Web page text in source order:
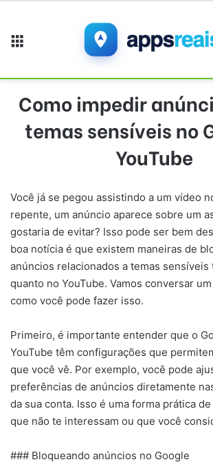
Como impedir
temas sensíveis no
YouTube
Você já se pegou assistindo a um vídeo
repente, um anúncio aparece sobre um
gostaria de evitar? Isso pode ser bem
boa notícia é que existem maneiras de
anúncios relacionados a temas sensíveis
quanto no YouTube. Vamos conversar
como você pode fazer isso.
Primeiro, é importante entender que o
YouTube têm configurações que
que você vê. Por exemplo, você pode
preferências de anúncios diretamente
da sua conta. Isso é uma forma prática
que não te interessam ou que você
### Bloqueando anúncios no Google